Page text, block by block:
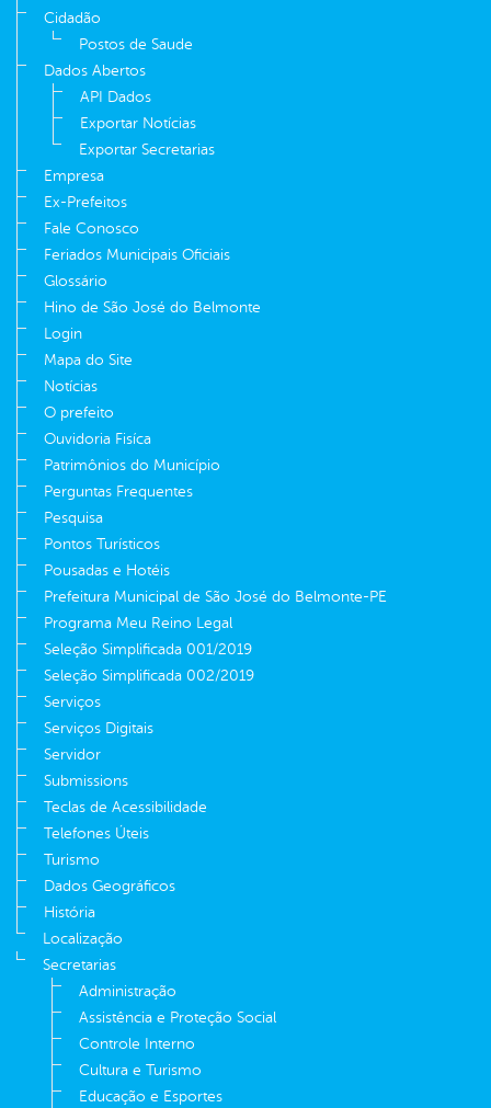
Cidadão
Postos de Saude
Dados Abertos
API Dados
Exportar Notícias
Exportar Secretarias
Empresa
Ex-Prefeitos
Fale Conosco
Feriados Municipais Oficiais
Glossário
Hino de São José do Belmonte
Login
Mapa do Site
Notícias
O prefeito
Ouvidoria Fisíca
Patrimônios do Município
Perguntas Frequentes
Pesquisa
Pontos Turísticos
Pousadas e Hotéis
Prefeitura Municipal de São José do Belmonte-PE
Programa Meu Reino Legal
Seleção Simplificada 001/2019
Seleção Simplificada 002/2019
Serviços
Serviços Digitais
Servidor
Submissions
Teclas de Acessibilidade
Telefones Úteis
Turismo
Dados Geográficos
História
Localização
Secretarias
Administração
Assistência e Proteção Social
Controle Interno
Cultura e Turismo
Educação e Esportes